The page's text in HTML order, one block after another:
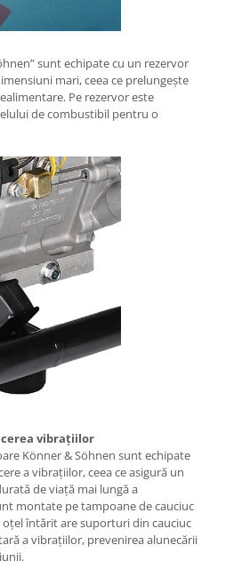
sunt echipate cu un rezervor
mari, ceea ce prelungește
Pe rezervor este
de combustibil pentru o
vibrațiilor
Könner & Söhnen sunt echipate
a vibrațiilor, ceea ce asigură un
de viață mai lungă a
montate pe tampoane de cauciuc
întărit are suporturi din cauciuc
a vibrațiilor, prevenirea alunecării